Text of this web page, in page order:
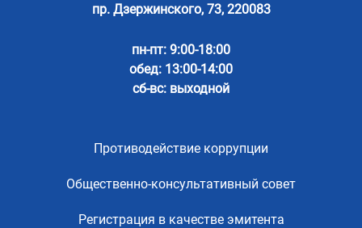
пр. Дзержинского, 73, 220083
пн-пт: 9:00-18:00
обед: 13:00-14:00
сб-вс: выходной
Противодействие коррупции
Общественно-консультативный совет
Регистрация в качестве эмитента